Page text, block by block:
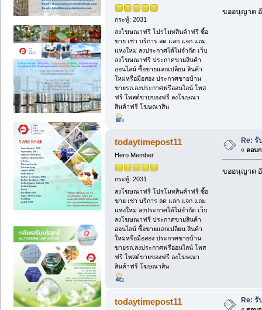
กระทู้: 2031
ลงโฆษณาฟรี โปรโมทสินค้าฟรี ซื้อ
ขาย เช่า บริการ ลด แลก แจก แถม
แห่งใหม่ ลงประกาศได้ไม่จำกัด เว็บ
ลงโฆษณาฟรี ประกาศขายสินค้า
ออนไลน์ ซื้อขายแลกเปลี่ยน สินค้า
ใหม่หรือมือสอง ประกาศขายบ้าน
ขายรถ.ลงประกาศฟรีออนไลน์ โพส
ฟรี โพสต์ขายของฟรี ลงโฆษณา
สินค้าฟรี โฆษณาสิน
ขออนุญาต
todaytimepost11
Hero Member
กระทู้: 2031
ลงโฆษณาฟรี โปรโมทสินค้าฟรี ซื้อ
ขาย เช่า บริการ ลด แลก แจก แถม
แห่งใหม่ ลงประกาศได้ไม่จำกัด เว็บ
ลงโฆษณาฟรี ประกาศขายสินค้า
ออนไลน์ ซื้อขายแลกเปลี่ยน สินค้า
ใหม่หรือมือสอง ประกาศขายบ้าน
ขายรถ.ลงประกาศฟรีออนไลน์ โพส
ฟรี โพสต์ขายของฟรี ลงโฆษณา
สินค้าฟรี โฆษณาสิน
Re:
« ตอบก
ขออนุญาต
todaytimepost11 Re: